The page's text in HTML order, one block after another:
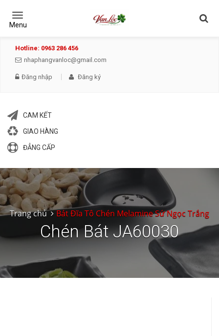
Hotline: 0963 286 456
nhaphangvanloc@gmail.com
Đăng nhập Đăng ký
CAM KẾT
GIAO HÀNG
ĐẲNG CẤP
Toggle
Menu
Trang chủ Bát Đĩa Tô Chén Melamine Sứ Ngọc Trắng
Chén Bát JA60030